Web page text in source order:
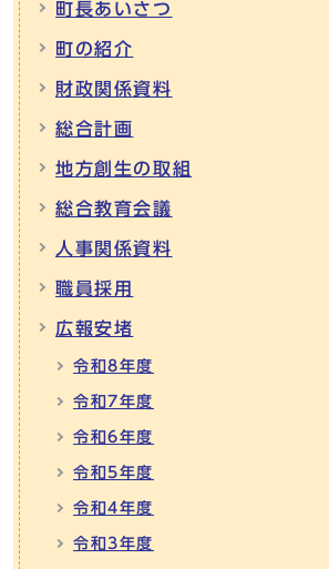
町長あいさつ
町の紹介
財政関係資料
総合計画
地方創生の取組
総合教育会議
人事関係資料
職員採用
広報安堵
令和8年度
令和7年度
令和6年度
令和5年度
令和4年度
令和3年度